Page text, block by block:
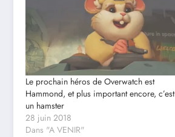
Le prochain héros de Overwatch est
Hammond, et plus important encore, c’est
un hamster
28 juin 2018
Dans "A VENIR"